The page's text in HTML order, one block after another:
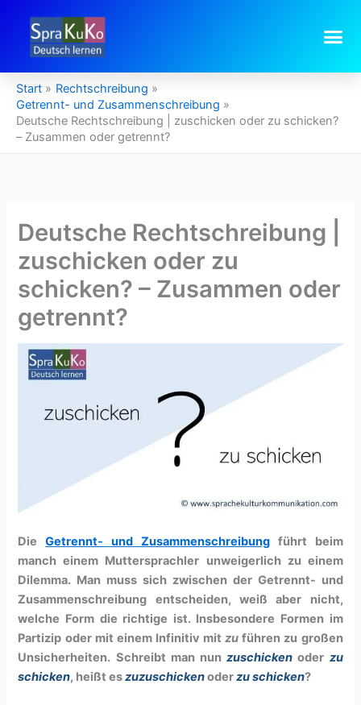
springen
Start
Rechtschreibung
Getrennt- und Zusammenschreibung
Deutsche Rechtschreibung | zuschicken oder zu schicken?
– Zusammen oder getrennt?
Deutsche Rechtschreibung |
zuschicken oder zu
schicken? – Zusammen oder
getrennt?
DieGetrennt- und Zusammenschreibungführt beim
manch einem Muttersprachler unweigerlich zu einem
Dilemma. Man muss sich zwischen der Getrennt- und
Zusammenschreibung entscheiden, weiß aber nicht,
welche Form die richtige ist. Insbesondere Formen im
Partizip oder mit einem Infinitiv mitzu führen zu großen
Unsicherheiten. Schreibt man nunzuschicken oder zu
schicken, heißt eszuzuschickenoderzu schicken?